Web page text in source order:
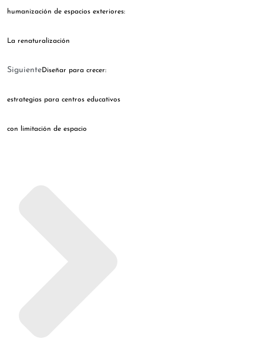
humanización de espacios exteriores:
La renaturalización
SiguienteDiseñar para crecer:
estrategias para centros educativos
con limitación de espacio